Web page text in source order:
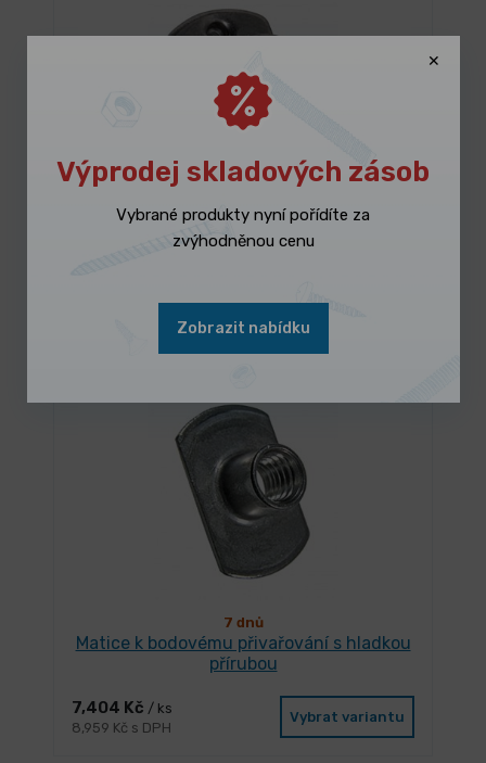
SKLADEM 2292 ks
Matice k bodovému přivařování
Vybrat variantu
7 dnů
Matice k bodovému přivařování s hladkou
přírubou
7,404 Kč / ks
8,959 Kč s DPH
Vybrat variantu
Výprodej skladových zásob
Vybrané produkty nyní pořídíte za
zvýhodněnou cenu
Zobrazit nabídku